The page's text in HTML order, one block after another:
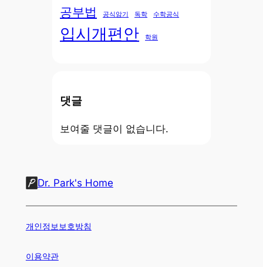
공부법 공식암기 독학 수학공식
입시개편안 학원
댓글
보여줄 댓글이 없습니다.
Dr. Park's Home
개인정보보호방침
이용약관